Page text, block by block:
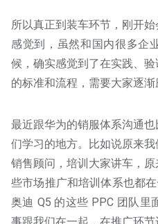
所以真正到装车环节，刚开
感觉到，虽然和国内很多企
候，确实感觉到了在实践、
的标准和流程，需要大家逐渐
最近跟华为的销服体系沟通
们学习的地方。比如说原来
销售顾问，培训大家讲车，
些市场推广和培训体系也都
奥迪 Q5 的这些 PPC 团队里